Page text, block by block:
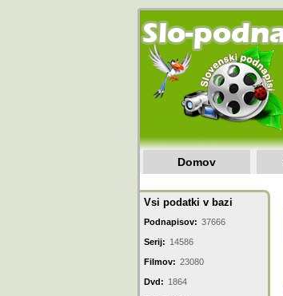
Domov
Vsi podatki v bazi
Podnapisov: 37666
Serij: 14586
Filmov: 23080
Dvd: 1864